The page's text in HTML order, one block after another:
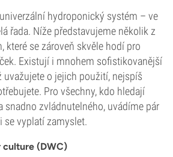
hydroponický systém – ve
řada. Níže představujeme několik z
které se zároveň skvěle hodí pro
Existují i mnohem sofistikovanější
uvažujete o jejich použití, nejspíš
Pro všechny, kdo hledají
snadno zvládnutelného, uvádíme pár
se vyplatí zamyslet.
(DWC)